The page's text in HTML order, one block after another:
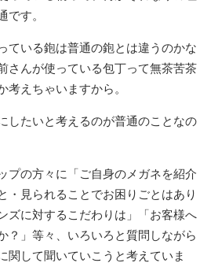
です。
ている鉋は普通の鉋とは違うのかな
さんが使っている包丁って無茶苦茶
考えちゃいますから。
したいと考えるのが普通のことなの
プの方々に「ご自身のメガネを紹介
・見られることでお困りごとはあり
ズに対するこだわりは」「お客様へ
？」等々、いろいろと質問しながら
関して聞いていこうと考えていま